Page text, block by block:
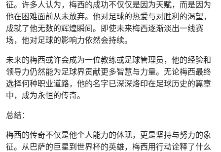
征。许多人认为，梅西的成功不仅仅是因为天赋，而是因为
他在困难面前从未放弃。他对足球的热爱与对胜利的渴望，
成就了他无数的辉煌瞬间。即使未来梅西逐渐淡出一线赛
场，他对足球的影响力依然会持续。
未来的梅西或许会成为一位教练或足球管理员，他的经验和
领导力仍然能为足球界贡献更多智慧与力量。无论梅西最终
选择何种职业道路，他的名字已深深烙印在足球历史的篇章
中，成为永恒的传奇。
总结：
梅西的传奇不仅是他个人能力的体现，更是坚持与努力的象
征。从巴萨的巨星到世界杯的英雄，梅西用行动诠释了什么